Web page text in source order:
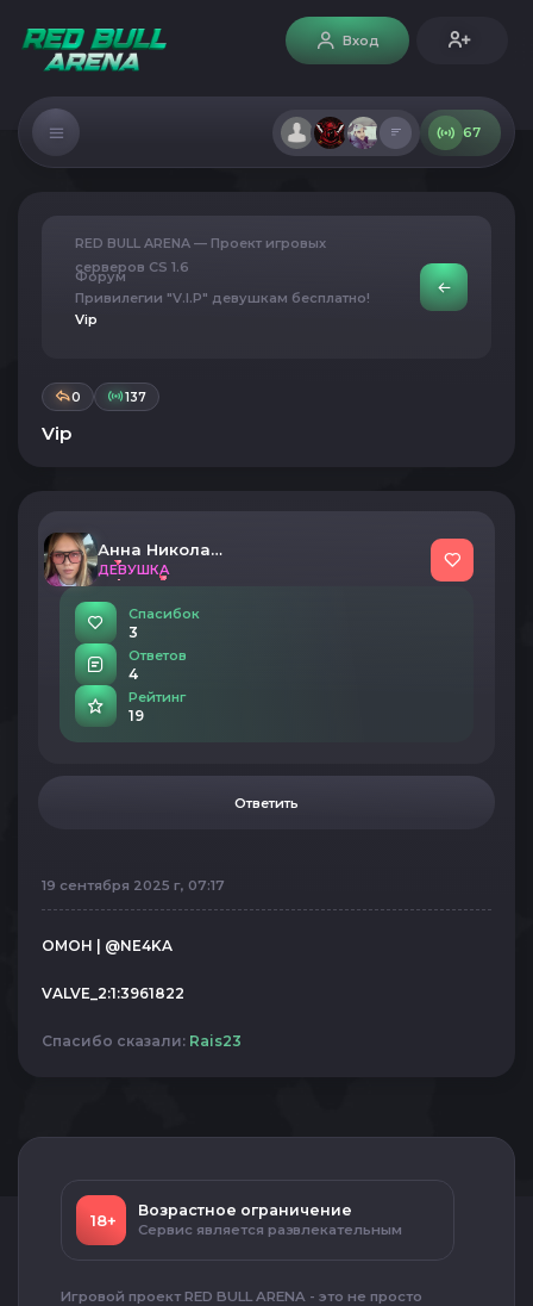
Вход
67
RED BULL ARENA — Проект игровых
серверов CS 1.6
Форум
Привилегии "V.I.P" девушкам бесплатно!
Vip
0 137
Vip
Анна Николаевна
ДЕВУШКА
Спасибок
3
Ответов
4
Рейтинг
19
Ответить
19 сентября 2025 г, 07:17
ОМОН | @NE4KA
VALVE_2:1:3961822
Спасибо сказали: Rais23
18+
Возрастное ограничение
Сервис является развлекательным
Игровой проект RED BULL ARENA - это не просто